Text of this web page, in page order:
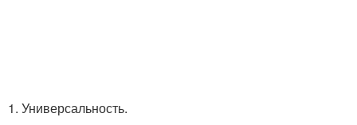
1. Универсальность.